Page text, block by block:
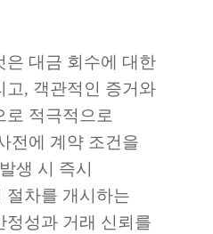
은 대금 회수에 대한
고, 객관적인 증거와
로 적극적으로
전에 계약 조건을
생 시 즉시
절차를 개시하는
정성과 거래 신뢰를